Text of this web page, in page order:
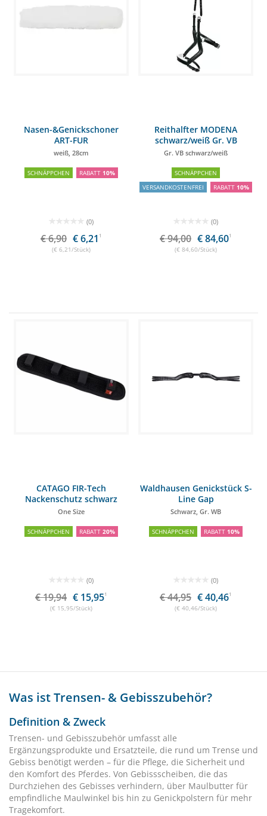
Nasen-&Genickschoner
ART-FUR
weiß, 28cm
SCHNÄPPCHEN RABATT 10%
(0)
€ 6,90 € 6,21 1
(€ 6,21/Stück)
Reithalfter MODENA
schwarz/weiß Gr. VB
Gr. VB schwarz/weiß
SCHNÄPPCHEN
VERSANDKOSTENFREI
RABATT 10%
(0)
€ 94,00 € 84,601
(€ 84,60/Stück)
CATAGO FIR-Tech
Nackenschutz schwarz
One Size
SCHNÄPPCHEN RABATT 20%
(0)
€ 19,94 € 15,951
(€ 15,95/Stück)
Waldhausen Genickstück S-
Line Gap
Schwarz, Gr. WB
SCHNÄPPCHEN RABATT 10%
(0)
€ 44,95 € 40,461
(€ 40,46/Stück)
Was ist Trensen- & Gebisszubehör?
Definition & Zweck
Trensen- und Gebisszubehör umfasst alle
Ergänzungsprodukte und Ersatzteile, die rund um Trense und
Gebiss benötigt werden – für die Pflege, die Sicherheit und
den Komfort des Pferdes. Von Gebissscheiben, die das
Durchziehen des Gebisses verhindern, über Maulbutter für
empfindliche Maulwinkel bis hin zu Genickpolstern für mehr
Tragekomfort.